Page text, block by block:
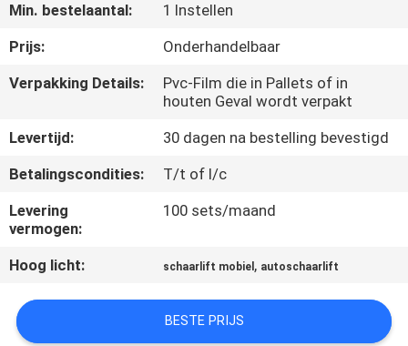
NEEM
CONTACT
MET
OP
NIEUWS
VRAAG
OFFERTE
Min. bestelaantal:
1 Instellen
Prijs:
Onderhandelbaar
Verpakking Details:
Pvc-Film die in Pallets of in
houten Geval wordt verpakt
Levertijd:
30 dagen na bestelling bevestigd
Betalingscondities:
T/t of l/c
Levering
vermogen:
100 sets/maand
Hoog licht: schaarlift mobiel , autoschaarlift
BESTE PRIJS